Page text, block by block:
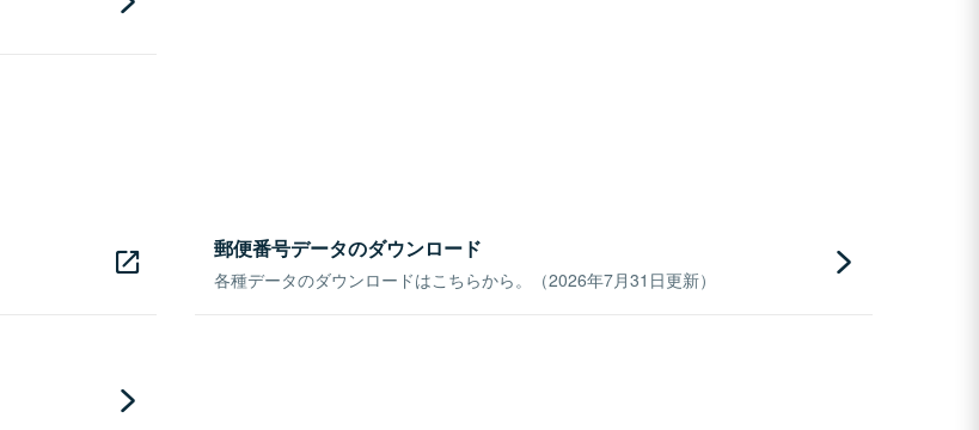
郵便番号データのダウンロード
各種データのダウンロードはこちらから。（2026年7月31日更新）